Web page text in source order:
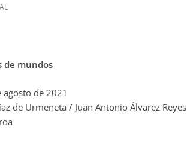
de mundos
de 2021
de Urmeneta / Juan Antonio Álvarez Reyes